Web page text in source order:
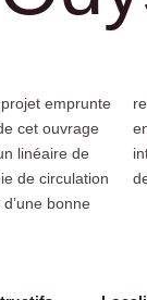
emprunte
cet ouvrage
linéaire de
de circulation
bonne
stationnement
protection
conception